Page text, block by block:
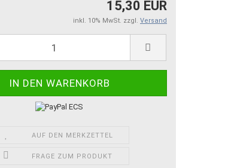
15,30 EUR
inkl. 10% MwSt. zzgl. Versand
AUF DEN MERKZETTEL
FRAGE ZUM PRODUKT